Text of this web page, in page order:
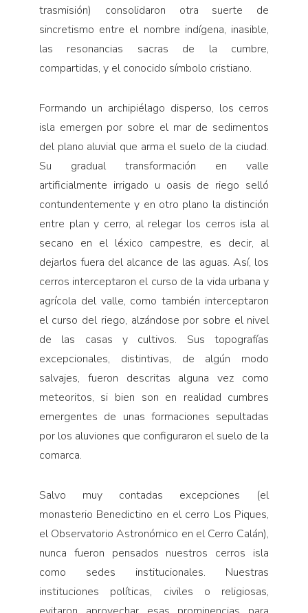
trasmisión) consolidaron otra suerte de
sincretismo entre el nombre indígena, inasible,
las resonancias sacras de la cumbre,
compartidas, y el conocido símbolo cristiano.
Formando un archipiélago disperso, los cerros
isla emergen por sobre el mar de sedimentos
del plano aluvial que arma el suelo de la ciudad.
Su gradual transformación en valle
artificialmente irrigado u oasis de riego selló
contundentemente y en otro plano la distinción
entre plan y cerro, al relegar los cerros isla al
secano en el léxico campestre, es decir, al
dejarlos fuera del alcance de las aguas. Así, los
cerros interceptaron el curso de la vida urbana y
agrícola del valle, como también interceptaron
el curso del riego, alzándose por sobre el nivel
de las casas y cultivos. Sus topografías
excepcionales, distintivas, de algún modo
salvajes, fueron descritas alguna vez como
meteoritos, si bien son en realidad cumbres
emergentes de unas formaciones sepultadas
por los aluviones que configuraron el suelo de la
comarca.
Salvo muy contadas excepciones (el
monasterio Benedictino en el cerro Los Piques,
el Observatorio Astronómico en el Cerro Calán),
nunca fueron pensados nuestros cerros isla
como sedes institucionales. Nuestras
instituciones políticas, civiles o religiosas,